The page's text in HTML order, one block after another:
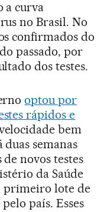
a curva
no Brasil. No
confirmados do
passado, por
dos testes.
optou por
rápidos e
bem
semanas
novos testes
da Saúde
primeiro lote de
país. Esses